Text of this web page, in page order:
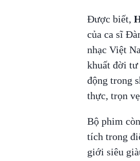
Được biết,
của ca sĩ
nhạc Việt
khuất đời tư
động trong
thực, trọn
Bộ phim
tích trong
giới siêu